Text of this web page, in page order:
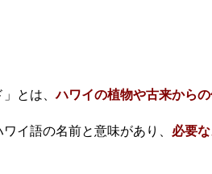
」とは、ハワイの植物や古来から
イ語の名前と意味があり、 必要